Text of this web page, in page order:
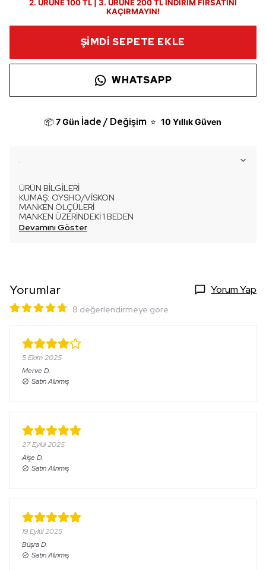
2. ÜRÜNE 100 TL | 3. ÜRÜNE 200 TL İNDİRİM FIRSATINI
KAÇIRMAYIN!
ŞİMDİ SEPETE EKLE
WHATSAPP
📦 7 Gün İade / Değişim ⭐ 10 Yıllık Güven
.
ÜRÜN BİLGİLERİ
KUMAŞ: OYSHO/VİSKON
MANKEN ÖLÇÜLERİ
MANKEN ÜZERİNDEKİ 1 BEDEN
Devamını Göster
Yorumlar Yorum Yap
8 değerlendirmeye göre
5 Ekim 2025
MerveD.
Satın Alınmış
27 Eylül 2025
AişeD.
Satın Alınmış
19 Eylül 2025
BüşraD.
Satın Alınmış